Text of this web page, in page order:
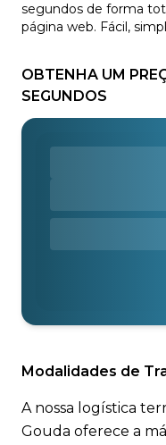
segundos de forma
página web. Fácil,
OBTENHA UM
SEGUNDOS
Modalidades de
A nossa logística
Gouda oferece a